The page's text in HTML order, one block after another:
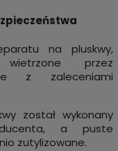
na pluskwy,
wietrzone przez
z zaleceniami
został wykonany
a puste
zutylizowane.